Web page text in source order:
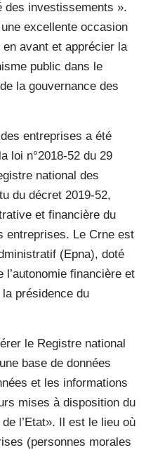
des investissements ».
excellente occasion
avant et apprécier la
public dans le
la gouvernance des
entreprises a été
loi n°2018-52 du 29
national des
du décret 2019-52,
et financière du
entreprises. Le Crne est
(Epna), doté
financière et
présidence du
le Registre national
base de données
et les informations
mises à disposition du
l’Etat». Il est le lieu où
(personnes morales